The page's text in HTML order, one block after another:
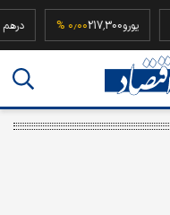
یورو217,300